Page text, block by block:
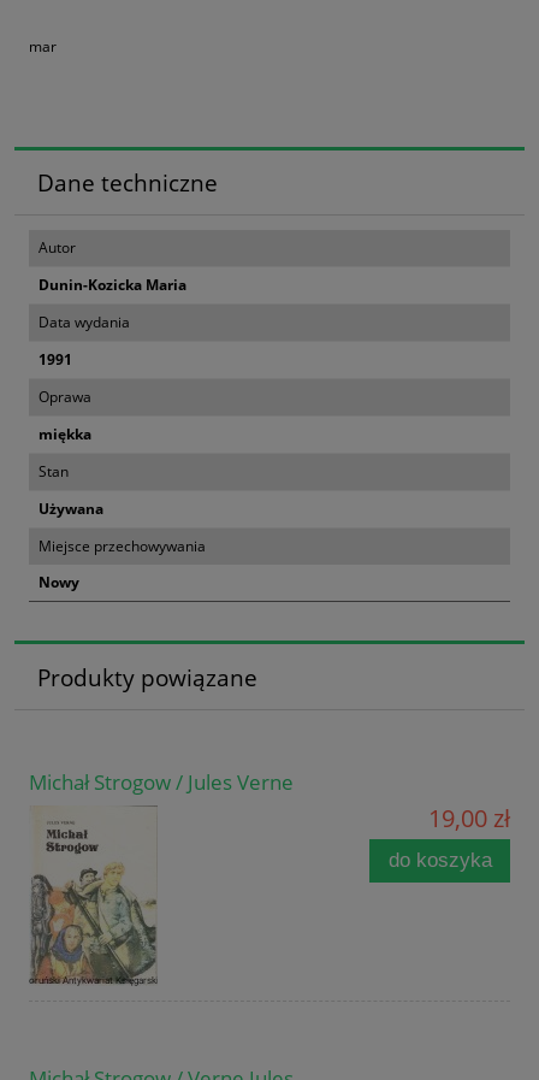
mar
Dane techniczne
Autor
Dunin-Kozicka Maria
Data wydania
1991
Oprawa
miękka
Stan
Używana
Miejsce przechowywania
Nowy
Produkty powiązane
Michał Strogow / Jules Verne
19,00 zł
do koszyka